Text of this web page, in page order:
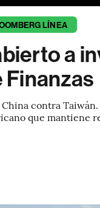
LÍNEA
a
contra
que mantiene